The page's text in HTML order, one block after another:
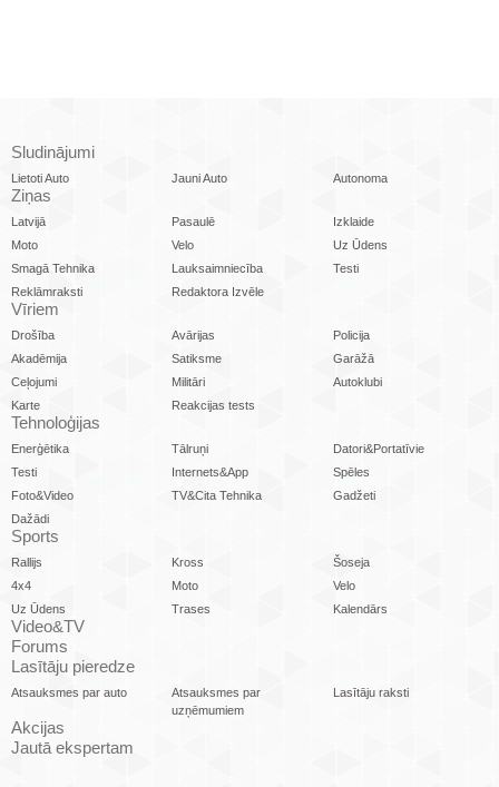
Sludinājumi
Lietoti Auto Jauni Auto Autonoma
Ziņas
Latvijā Pasaulē
Izklaide
Moto
Velo
Uz Ūdens
Smagā Tehnika
Lauksaimniecība
Testi
Reklāmraksti
Redaktora Izvēle
Vīriem
Drošība Avārijas
Policija
Akadēmija
Satiksme
Garāžā
Ceļojumi
Militāri
Autoklubi
Karte
Reakcijas tests
Tehnoloģijas
Enerģētika Tālruņi
Datori&Portatīvie
Testi
Internets&App
Spēles
Foto&Video
TV&Cita Tehnika
Gadžeti
Dažādi
Sports
Rallijs Kross
Šoseja
4x4
Moto
Velo
Uz Ūdens
Trases Kalendārs
Video&TV
Forums
Lasītāju pieredze
Atsauksmes par auto
Atsauksmes par
uzņēmumiem
Lasītāju raksti
Akcijas
Jautā ekspertam